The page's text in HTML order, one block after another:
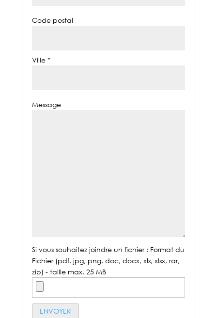
Code postal
Ville *
Message
Si vous souhaitez joindre un fichier : Format du
Fichier (pdf, jpg, png, doc, docx, xls, xlsx, rar,
zip) - taille max. 25 MB